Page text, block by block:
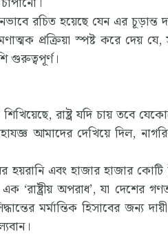
রচিত হয়েছে যেন এর চূড়ান্ত
প্রক্রিয়া স্পষ্ট করে দেয়
গুরুত্বপূর্ণ।
রাষ্ট্র যদি চায় তবে
আমাদের দেখিয়ে দিল,
হয়রানি এবং হাজার হাজার
অপরাধ’, যা দেশের
মর্মান্তিক হিসাবের জন্য